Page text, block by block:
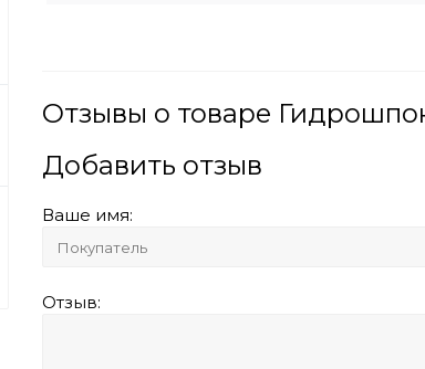
Отзывы о товаре
Добавить отзыв
Ваше имя:
Отзыв: